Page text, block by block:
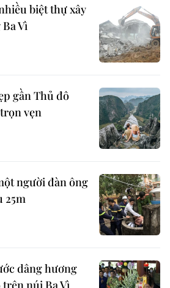
biệt thự xây
Vì
gần Thủ đô
vẹn
người đàn ông
25m
dâng hương
núi Ba Vì